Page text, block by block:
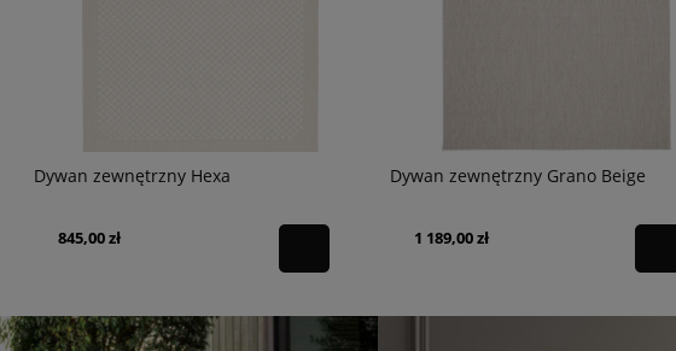
Dywan zewnętrzny Hexa
845,00 zł
Dywan zewnętrzny Grano Beige
1 189,00 zł